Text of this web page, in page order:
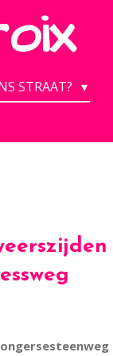
STRAAT?